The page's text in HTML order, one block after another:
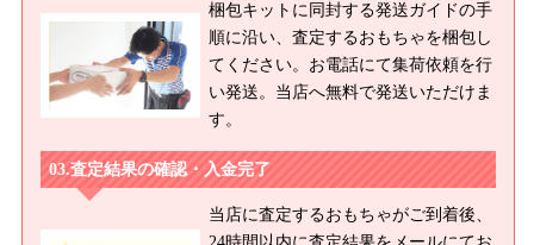
梱包キットに同封する発送ガイドの手
順に沿い、査定するおもちゃを梱包し
てください。お電話にて集荷依頼を行
い発送。当店へ無料で発送いただけま
す。
査定結果の確認・入金完了
当店に査定するおもちゃがご到着後、
24時間以内に査定結果をメールにてお